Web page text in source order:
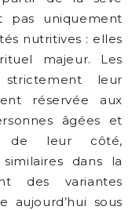
pas uniquement
nutritives : elles
majeur. Les
leur
réservée aux
âgées et
de leur côté,
dans la
des variantes
aujourd’hui sous